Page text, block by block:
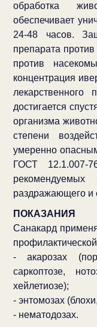
обработка
обеспечивает
24-48 часов.
препарата
против
концентрация
лекарственного
достигается
организма
степени
умеренно
ГОСТ 12.1.007-
раздражающего и
ПОКАЗАНИЯ
Санакард
- акарозах
саркоптозе,
хейлетиозе);
- энтомозах
- нематодозах.